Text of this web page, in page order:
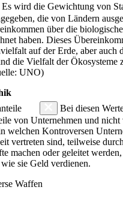
Es wird die Gewichtung von
die von Ländern
über die
haben. Dieses
auf der Erde, aber auch
die Vielfalt der Ökosysteme
UNO)
Bei diesen
von Unternehmen und nicht
welchen Kontroversen
vertreten sind, teilweise
machen oder geleitet
sie Geld verdienen.
Waffen